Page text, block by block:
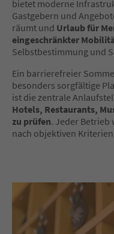
bietet moderne
Gastgebern und
räumt und Urlaub für
eingeschränkter
Selbstbestimmung und
Ein barrierefreier
besonders sorgfältige
ist die zentrale
Hotels, Restaurants,
zu prüfen. Jeder Betrieb
nach objektiven